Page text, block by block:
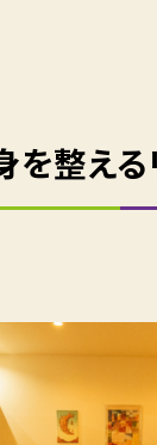
整える